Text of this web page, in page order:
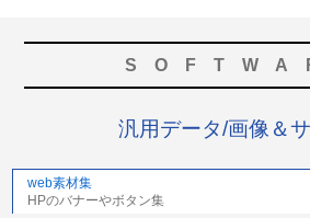
汎用データ/画像＆
web素材集
HPのバナーやボタン集